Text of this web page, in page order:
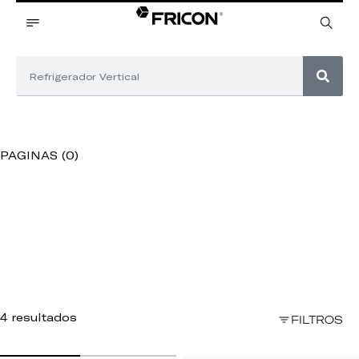
PAGINAS (0)
4 resultados FILTROS